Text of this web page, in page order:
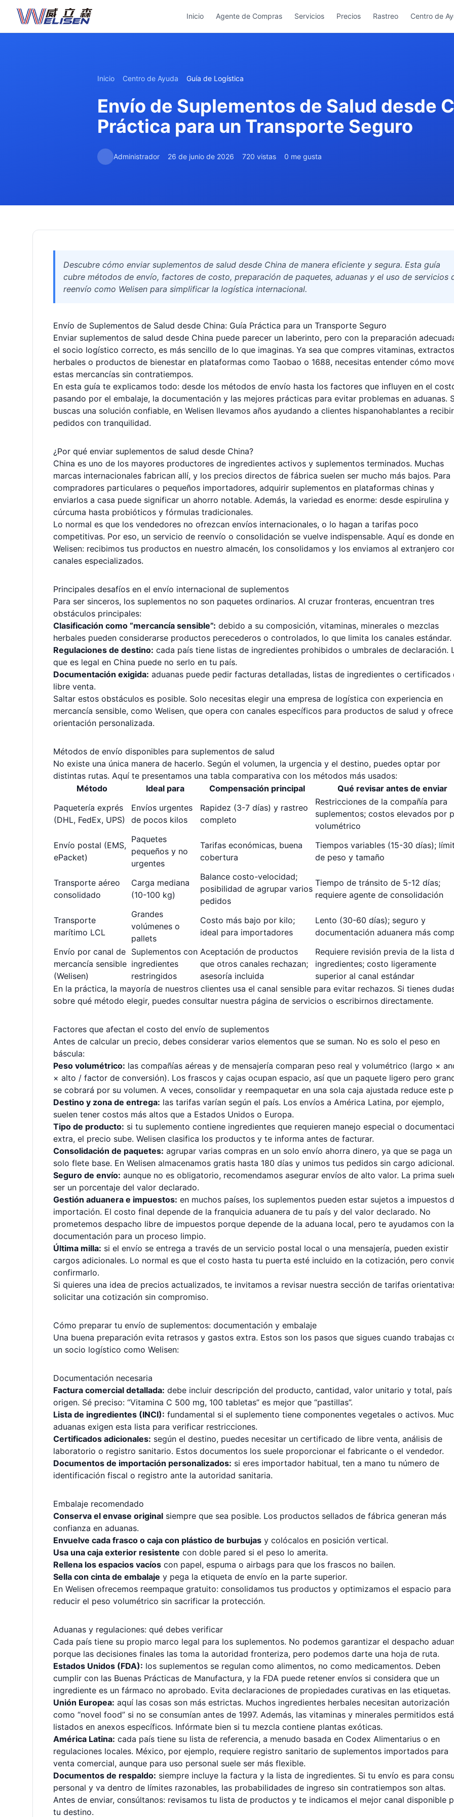
Inicio Agente de Compras Servicios Precios Rastreo Centro de
Inicio Centro de Ayuda Guía de Logística
Envío de Suplementos de Salud desde
Práctica para un Transporte Seguro
Administrador 26 de junio de 2026 720 vistas 0 me gusta
Descubre cómo enviar suplementos de salud desde China de manera eficiente y segura. Esta guía
cubre métodos de envío, factores de costo, preparación de paquetes, aduanas y el uso de servicios
reenvío como Welisen para simplificar la logística internacional.
Envío de Suplementos de Salud desde China: Guía Práctica para un Transporte Seguro
Enviar suplementos de salud desde China puede parecer un laberinto, pero con la preparación
el socio logístico correcto, es más sencillo de lo que imaginas. Ya sea que compres vitaminas, extractos
herbales o productos de bienestar en plataformas como Taobao o 1688, necesitas entender cómo
estas mercancías sin contratiempos.
En esta guía te explicamos todo: desde los métodos de envío hasta los factores que influyen en el
pasando por el embalaje, la documentación y las mejores prácticas para evitar problemas en aduanas.
buscas una solución confiable, en Welisen llevamos años ayudando a clientes hispanohablantes a
pedidos con tranquilidad.
¿Por qué enviar suplementos de salud desde China?
China es uno de los mayores productores de ingredientes activos y suplementos terminados. Muchas
marcas internacionales fabrican allí, y los precios directos de fábrica suelen ser mucho más bajos. Para
compradores particulares o pequeños importadores, adquirir suplementos en plataformas chinas y
enviarlos a casa puede significar un ahorro notable. Además, la variedad es enorme: desde espirulina y
cúrcuma hasta probióticos y fórmulas tradicionales.
Lo normal es que los vendedores no ofrezcan envíos internacionales, o lo hagan a tarifas poco
competitivas. Por eso, un servicio de reenvío o consolidación se vuelve indispensable. Aquí es donde
Welisen: recibimos tus productos en nuestro almacén, los consolidamos y los enviamos al extranjero
canales especializados.
Principales desafíos en el envío internacional de suplementos
Para ser sinceros, los suplementos no son paquetes ordinarios. Al cruzar fronteras, encuentran tres
obstáculos principales:
Clasificación como “mercancía sensible”: debido a su composición, vitaminas, minerales o mezclas
herbales pueden considerarse productos perecederos o controlados, lo que limita los canales estándar.
Regulaciones de destino: cada país tiene listas de ingredientes prohibidos o umbrales de declaración.
que es legal en China puede no serlo en tu país.
Documentación exigida: aduanas puede pedir facturas detalladas, listas de ingredientes o certificados
libre venta.
Saltar estos obstáculos es posible. Solo necesitas elegir una empresa de logística con experiencia en
mercancía sensible, como Welisen, que opera con canales específicos para productos de salud y ofrece
orientación personalizada.
Métodos de envío disponibles para suplementos de salud
No existe una única manera de hacerlo. Según el volumen, la urgencia y el destino, puedes optar por
distintas rutas. Aquí te presentamos una tabla comparativa con los métodos más usados:
Método
Ideal para Compensación principal
Qué revisar antes de enviar
Paquetería exprés
(DHL, FedEx, UPS)
Envíos urgentes
de pocos kilos
Rapidez (3-7 días) y rastreo
completo
Restricciones de la compañía para
suplementos; costos elevados por
volumétrico
Envío postal (EMS,
ePacket)
Paquetes
pequeños y no
urgentes
Tarifas económicas, buena
cobertura
Tiempos variables (15-30 días);
de peso y tamaño
Transporte aéreo
consolidado
Carga mediana
(10-100 kg)
Balance costo-velocidad;
posibilidad de agrupar varios
pedidos
Tiempo de tránsito de 5-12 días;
requiere agente de consolidación
Transporte
marítimo LCL
Grandes
volúmenes o
pallets
Costo más bajo por kilo;
ideal para importadores
Lento (30-60 días); seguro y
documentación aduanera más
Envío por canal de
mercancía sensible
(Welisen)
Suplementos con
ingredientes
restringidos
Aceptación de productos
que otros canales rechazan;
asesoría incluida
Requiere revisión previa de la lista
ingredientes; costo ligeramente
superior al canal estándar
En la práctica, la mayoría de nuestros clientes usa el canal sensible para evitar rechazos. Si tienes
sobre qué método elegir, puedes consultar nuestra página de servicios o escribirnos directamente.
Factores que afectan el costo del envío de suplementos
Antes de calcular un precio, debes considerar varios elementos que se suman. No es solo el peso en
báscula:
Peso volumétrico: las compañías aéreas y de mensajería comparan peso real y volumétrico (largo ×
× alto / factor de conversión). Los frascos y cajas ocupan espacio, así que un paquete ligero pero
se cobrará por su volumen. A veces, consolidar y reempaquetar en una sola caja ajustada reduce este
Destino y zona de entrega: las tarifas varían según el país. Los envíos a América Latina, por ejemplo,
suelen tener costos más altos que a Estados Unidos o Europa.
Tipo de producto: si tu suplemento contiene ingredientes que requieren manejo especial o
extra, el precio sube. Welisen clasifica los productos y te informa antes de facturar.
Consolidación de paquetes: agrupar varias compras en un solo envío ahorra dinero, ya que se paga un
solo flete base. En Welisen almacenamos gratis hasta 180 días y unimos tus pedidos sin cargo adicional.
Seguro de envío: aunque no es obligatorio, recomendamos asegurar envíos de alto valor. La prima
ser un porcentaje del valor declarado.
Gestión aduanera e impuestos: en muchos países, los suplementos pueden estar sujetos a impuestos
importación. El costo final depende de la franquicia aduanera de tu país y del valor declarado. No
prometemos despacho libre de impuestos porque depende de la aduana local, pero te ayudamos con la
documentación para un proceso limpio.
Última milla: si el envío se entrega a través de un servicio postal local o una mensajería, pueden existir
cargos adicionales. Lo normal es que el costo hasta tu puerta esté incluido en la cotización, pero
confirmarlo.
Si quieres una idea de precios actualizados, te invitamos a revisar nuestra sección de tarifas
solicitar una cotización sin compromiso.
Cómo preparar tu envío de suplementos: documentación y embalaje
Una buena preparación evita retrasos y gastos extra. Estos son los pasos que sigues cuando trabajas
un socio logístico como Welisen:
Documentación necesaria
Factura comercial detallada: debe incluir descripción del producto, cantidad, valor unitario y total, país
origen. Sé preciso: “Vitamina C 500 mg, 100 tabletas” es mejor que “pastillas”.
Lista de ingredientes (INCI): fundamental si el suplemento tiene componentes vegetales o activos.
aduanas exigen esta lista para verificar restricciones.
Certificados adicionales: según el destino, puedes necesitar un certificado de libre venta, análisis de
laboratorio o registro sanitario. Estos documentos los suele proporcionar el fabricante o el vendedor.
Documentos de importación personalizados: si eres importador habitual, ten a mano tu número de
identificación fiscal o registro ante la autoridad sanitaria.
Embalaje recomendado
Conserva el envase original siempre que sea posible. Los productos sellados de fábrica generan más
confianza en aduanas.
Envuelve cada frasco o caja con plástico de burbujas y colócalos en posición vertical.
Usa una caja exterior resistente con doble pared si el peso lo amerita.
Rellena los espacios vacíos con papel, espuma o airbags para que los frascos no bailen.
Sella con cinta de embalaje y pega la etiqueta de envío en la parte superior.
En Welisen ofrecemos reempaque gratuito: consolidamos tus productos y optimizamos el espacio para
reducir el peso volumétrico sin sacrificar la protección.
Aduanas y regulaciones: qué debes verificar
Cada país tiene su propio marco legal para los suplementos. No podemos garantizar el despacho
porque las decisiones finales las toma la autoridad fronteriza, pero podemos darte una hoja de ruta.
Estados Unidos (FDA): los suplementos se regulan como alimentos, no como medicamentos. Deben
cumplir con las Buenas Prácticas de Manufactura, y la FDA puede retener envíos si considera que un
ingrediente es un fármaco no aprobado. Evita declaraciones de propiedades curativas en las etiquetas.
Unión Europea: aquí las cosas son más estrictas. Muchos ingredientes herbales necesitan autorización
como “novel food” si no se consumían antes de 1997. Además, las vitaminas y minerales permitidos
listados en anexos específicos. Infórmate bien si tu mezcla contiene plantas exóticas.
América Latina: cada país tiene su lista de referencia, a menudo basada en Codex Alimentarius o en
regulaciones locales. México, por ejemplo, requiere registro sanitario de suplementos importados para
venta comercial, aunque para uso personal suele ser más flexible.
Documentos de respaldo: siempre incluye la factura y la lista de ingredientes. Si tu envío es para
personal y va dentro de límites razonables, las probabilidades de ingreso sin contratiempos son altas.
Antes de enviar, consúltanos: revisamos tu lista de productos y te indicamos el mejor canal disponible
tu destino.